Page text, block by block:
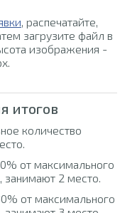
, распечатайте,
загрузите файл в
изображения -
итогов
количество
от максимального
занимают 2 место.
от максимального